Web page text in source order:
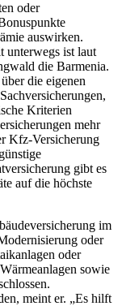
oder
auswirken.
unterwegs ist laut
die Barmenia.
die eigenen
Kriterien
mehr
Kfz-Versicherung
gibt es
auf die höchste
im
oder
oder
sowie
meint er. „Es hilft